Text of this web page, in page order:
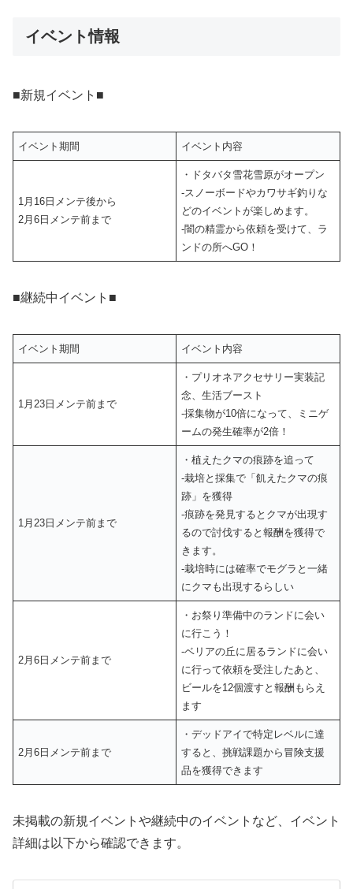
イベント情報
■新規イベント■
イベント期間 イベント内容
1月16日メンテ後から
2月6日メンテ前まで
・ドタバタ雪花雪原がオープン
‐スノーボードやカワサギ釣りな
どのイベントが楽しめます。
-闇の精霊から依頼を受けて、ラ
ンドの所へGO！
■継続中イベント■
イベント期間 イベント内容
1月23日メンテ前まで
・プリオネアクセサリー実装記
念、生活ブースト
‐採集物が10倍になって、ミニゲ
ームの発生確率が2倍！
1月23日メンテ前まで
・植えたクマの痕跡を追って
‐栽培と採集で「飢えたクマの痕
跡」を獲得
‐痕跡を発見するとクマが出現す
るので討伐すると報酬を獲得で
きます。
‐栽培時には確率でモグラと一緒
にクマも出現するらしい
2月6日メンテ前まで
・お祭り準備中のランドに会い
に行こう！
‐ベリアの丘に居るランドに会い
に行って依頼を受注したあと、
ビールを12個渡すと報酬もらえ
ます
2月6日メンテ前まで
・デッドアイで特定レベルに達
すると、挑戦課題から冒険支援
品を獲得できます
未掲載の新規イベントや継続中のイベントなど、イベント
詳細は以下から確認できます。